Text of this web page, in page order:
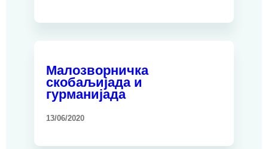
Малозворничка
скобаљијада и
гурманијада
13/06/2020